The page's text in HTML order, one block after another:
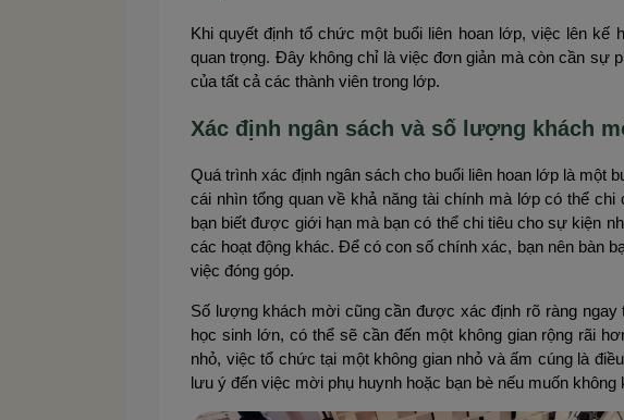
Khi quyết định tổ chức một buổi liên hoan lớp, việc lên kế
quan trọng. Đây không chỉ là việc đơn giản mà còn cần sự
của tất cả các thành viên trong lớp.
Xác định ngân sách và số lượng khách
Quá trình xác định ngân sách cho buổi liên hoan lớp là một
cái nhìn tổng quan về khả năng tài chính mà lớp có thể
bạn biết được giới hạn mà bạn có thể chi tiêu cho sự kiện
các hoạt động khác. Để có con số chính xác, bạn nên bàn
việc đóng góp.
Số lượng khách mời cũng cần được xác định rõ ràng
học sinh lớn, có thể sẽ cần đến một không gian rộng rãi
nhỏ, việc tổ chức tại một không gian nhỏ và ấm cúng là
lưu ý đến việc mời phụ huynh hoặc bạn bè nếu muốn không